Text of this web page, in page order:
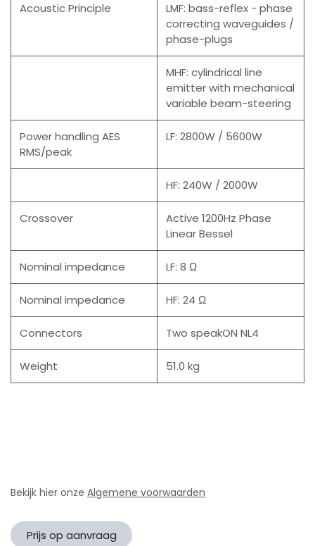
Acoustic Principle
LMF: bass-reflex - phase
correcting waveguides /
phase-plugs
MHF: cylindrical line
emitter with mechanical
variable beam-steering
Power handling AES
RMS/peak
LF: 2800W / 5600W
HF: 240W / 2000W
Crossover
Active 1200Hz Phase
Linear Bessel
Nominal impedance LF: 8 Ω
Nominal impedance HF: 24 Ω
Connectors Two speakON NL4
Weight 51.0 kg
Bekijk hier onze Algemene voorwaarden
Prijs op aanvraag